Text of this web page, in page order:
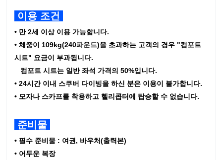
이용 조건
• 만 2세 이상 이용 가능합니다.
• 체중이 109kg(240파운드)을 초과하는 고객의 경우 "컴포트
시트" 요금이 부과됩니다.
컴포트 시트는 일반 좌석 가격의 50%입니다.
• 24시간 이내 스쿠버 다이빙을 하신 분은 이용이 불가합니다.
• 모자나 스카프를 착용하고 헬리콥터에 탑승할 수 없습니다.
준비물
• 필수 준비물 : 여권, 바우처(출력본)
• 어두운 복장